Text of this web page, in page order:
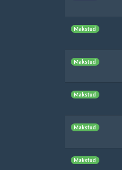
Makstud
Makstud
Makstud
Makstud
Makstud